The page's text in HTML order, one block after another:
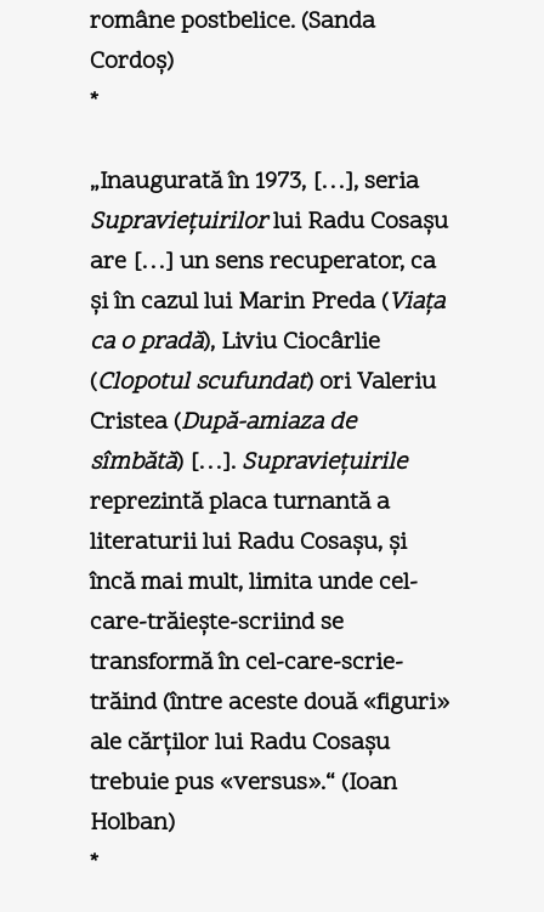
române postbelice. (Sanda
Cordoş)
*
„Inaugurată în 1973, […], seria
Supravieţuirilorlui Radu Cosaşu
are […] un sens recuperator, ca
şi în cazul lui Marin Preda (Viaţa
ca o pradă), Liviu Ciocârlie
(Clopotul scufundat) ori Valeriu
Cristea (După-amiaza de
sîmbătă) […]. Supravieţuirile
reprezintă placa turnantă a
literaturii lui Radu Cosaşu, şi
încă mai mult, limita unde cel-
care-trăieşte-scriind se
transformă în cel-care-scrie-
trăind (între aceste două «figuri»
ale cărţilor lui Radu Cosaşu
trebuie pus «versus».“ (Ioan
Holban)
*